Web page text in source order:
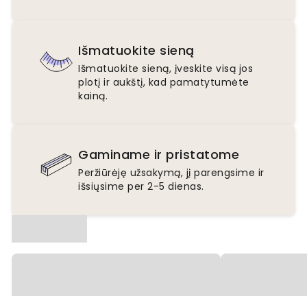
Išmatuokite sieną
Išmatuokite sieną, įveskite visą jos
plotį ir aukštį, kad pamatytumėte
kainą.
Gaminame ir pristatome
Peržiūrėję užsakymą, jį parengsime ir
išsiųsime per 2-5 dienas.